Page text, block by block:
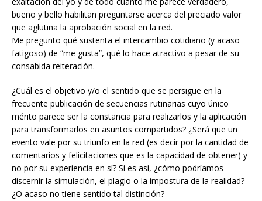
bueno y bello habilitan preguntarse acerca del preciado valor
que aglutina la aprobación social en la red.
Me pregunto qué sustenta el intercambio cotidiano (y acaso
fatigoso) de “me gusta”, qué lo hace atractivo a pesar de su
consabida reiteración.
¿Cuál es el objetivo y/o el sentido que se persigue en la
frecuente publicación de secuencias rutinarias cuyo único
mérito parece ser la constancia para realizarlos y la aplicación
para transformarlos en asuntos compartidos? ¿Será que un
evento vale por su triunfo en la red (es decir por la cantidad de
comentarios y felicitaciones que es la capacidad de obtener) y
no por su experiencia en sí? Si es así, ¿cómo podríamos
discernir la simulación, el plagio o la impostura de la realidad?
¿O acaso no tiene sentido tal distinción?